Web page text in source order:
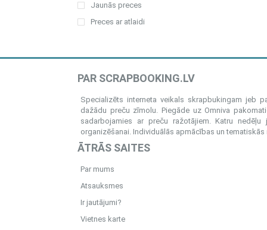
Jaunās preces
Preces ar atlaidi
PAR SCRAPBOOKING.LV
Specializēts interneta veikals skrapbukingam jeb
dažādu preču zīmolu. Piegāde uz Omniva
sadarbojamies ar preču ražotājiem. Katru
organizēšanai. Individuālās apmācības un
ĀTRĀS SAITES
Par mums
Atsauksmes
Ir jautājumi?
Vietnes karte